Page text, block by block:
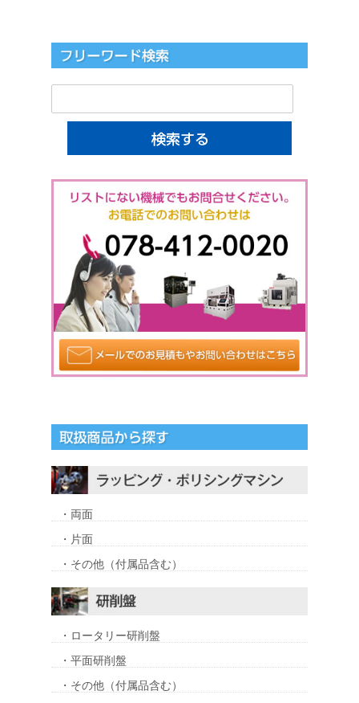
・両面
・片面
・その他（付属品含む）
・ロータリー研削盤
・平面研削盤
・その他（付属品含む）